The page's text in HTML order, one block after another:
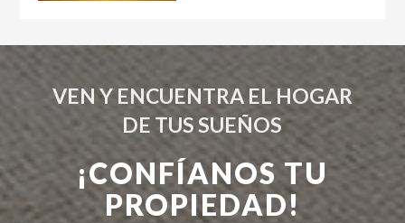
VEN Y ENCUENTRA EL HOGAR
DE TUS SUEÑOS
¡CONFÍANOS TU
PROPIEDAD!